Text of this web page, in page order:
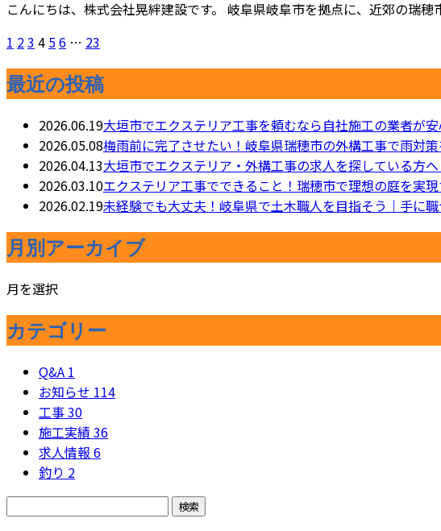
こんにちは、株式会社晃絆建設です。 岐阜県岐阜市を拠点に、近郊の瑞
1 23 4 56 … 23
最近の投稿
2026.06.19大垣市でエクステリア工事を頼むなら自社施工の業者が
2026.05.08梅雨前に完了させたい！岐阜県瑞穂市の外構工事で雨対
2026.04.13大垣市でエクステリア・外構工事の求人を探している方
2026.03.10エクステリア工事でできること！瑞穂市で理想の庭を実
2026.02.19未経験でも大丈夫！岐阜県で土木職人を目指そう｜手に
月別アーカイブ
月を選択
カテゴリー
Q&A 1
お知らせ 114
工事30
施工実績36
求人情報 6
釣り 2